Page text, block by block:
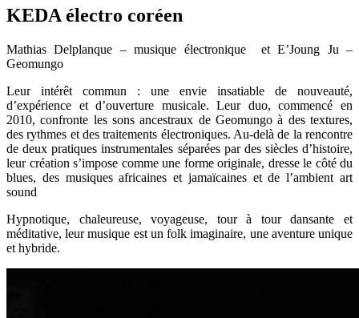
KEDA électro coréen
Mathias Delplanque – musique électronique et E’Joung Ju –
Geomungo
Leur intérêt commun : une envie insatiable de nouveauté,
d’expérience et d’ouverture musicale. Leur duo, commencé en
2010, confronte les sons ancestraux de Geomungo à des textures,
des rythmes et des traitements électroniques. Au-delà de la rencontre
de deux pratiques instrumentales séparées par des siècles d’histoire,
leur création s’impose comme une forme originale, dresse le côté du
blues, des musiques africaines et jamaïcaines et de l’ambient art
sound
Hypnotique, chaleureuse, voyageuse, tour à tour dansante et
méditative, leur musique est un folk imaginaire, une aventure unique
et hybride.